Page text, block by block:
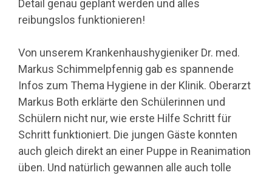
Detail genau geplant werden und alles
reibungslos funktionieren!
Von unserem Krankenhaushygieniker Dr. med.
Markus Schimmelpfennig gab es spannende
Infos zum Thema Hygiene in der Klinik. Oberarzt
Markus Both erklärte den Schülerinnen und
Schülern nicht nur, wie erste Hilfe Schritt für
Schritt funktioniert. Die jungen Gäste konnten
auch gleich direkt an einer Puppe in Reanimation
üben. Und natürlich gewannen alle auch tolle